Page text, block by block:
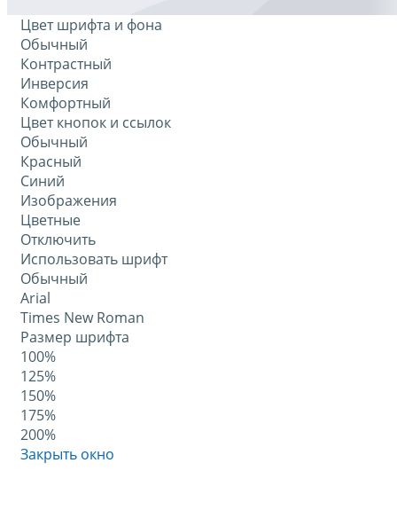
Цвет шрифта и фона
Обычный
Контрастный
Инверсия
Комфортный
Цвет кнопок и ссылок
Обычный
Красный
Синий
Изображения
Цветные
Отключить
Использовать шрифт
Обычный
Arial
Times New Roman
Размер шрифта
100%
125%
150%
175%
200%
Закрыть окно